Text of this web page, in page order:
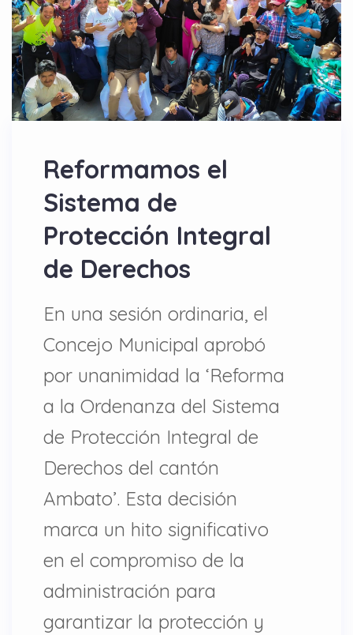
Reformamos el
Sistema de
Protección Integral
de Derechos
En una sesión ordinaria, el
Concejo Municipal aprobó
por unanimidad la ‘Reforma
a la Ordenanza del Sistema
de Protección Integral de
Derechos del cantón
Ambato’. Esta decisión
marca un hito significativo
en el compromiso de la
administración para
garantizar la protección y